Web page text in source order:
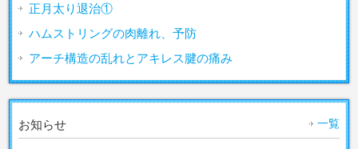
正月太り退治①
ハムストリングの肉離れ、予防
アーチ構造の乱れとアキレス腱の痛み
お知らせ 一覧